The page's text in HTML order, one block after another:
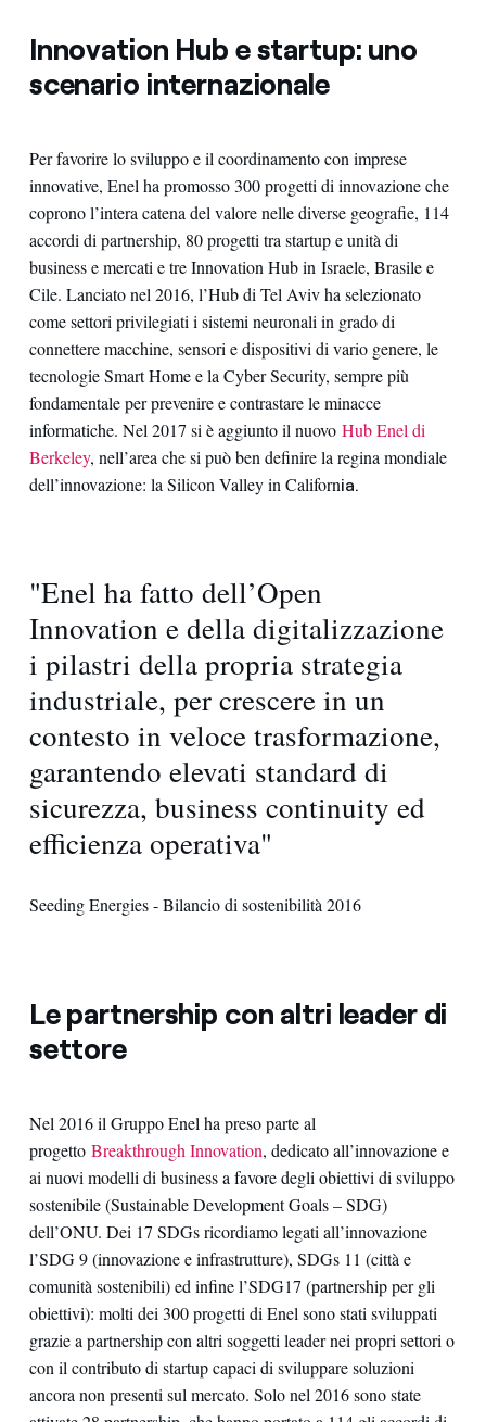
Innovation Hub e startup: uno
scenario internazionale
Per favorire lo sviluppo e il coordinamento con imprese
innovative, Enel ha promosso 300 progetti di innovazione che
coprono l’intera catena del valore nelle diverse geografie, 114
accordi di partnership, 80 progetti tra startup e unità di
business e mercati e tre Innovation Hub in Israele, Brasile e
Cile. Lanciato nel 2016, l’Hub di Tel Aviv ha selezionato
come settori privilegiati i sistemi neuronali in grado di
connettere macchine, sensori e dispositivi di vario genere, le
tecnologie Smart Home e la Cyber Security, sempre più
fondamentale per prevenire e contrastare le minacce
informatiche. Nel 2017 si è aggiunto il nuovo Hub Enel di
Berkeley, nell’area che si può ben definire la regina mondiale
dell’innovazione: la Silicon Valley in California.
"Enel ha fatto dell’Open
Innovation e della digitalizzazione
i pilastri della propria strategia
industriale, per crescere in un
contesto in veloce trasformazione,
garantendo elevati standard di
sicurezza, business continuity ed
efficienza operativa"
Seeding Energies - Bilancio di sostenibilità 2016
Le partnership con altri leader di
settore
Nel 2016 il Gruppo Enel ha preso parte al
progetto Breakthrough Innovation, dedicato all’innovazione e
ai nuovi modelli di business a favore degli obiettivi di sviluppo
sostenibile (Sustainable Development Goals – SDG)
dell’ONU. Dei 17 SDGs ricordiamo legati all’innovazione
l’SDG 9 (innovazione e infrastrutture), SDGs 11 (città e
comunità sostenibili) ed infine l’SDG17 (partnership per gli
obiettivi): molti dei 300 progetti di Enel sono stati sviluppati
grazie a partnership con altri soggetti leader nei propri settori o
con il contributo di startup capaci di sviluppare soluzioni
ancora non presenti sul mercato. Solo nel 2016 sono state